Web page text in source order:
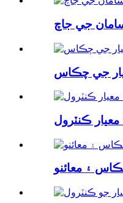
جي جاچ
جي چڪاس
ڪنٽرول
۽ معائنو